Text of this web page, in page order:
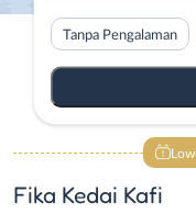
Tanpa Pengalaman
Fika Kedai Kafi